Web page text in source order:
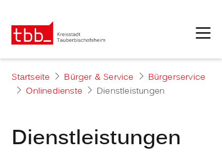
Startseite Bürger & Service
Bürgerservice
Onlinedienste
Dienstleistungen
Dienstleistungen